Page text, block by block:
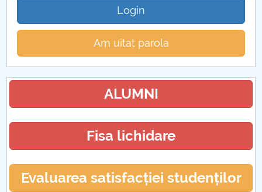
Login
Am uitat parola
ALUMNI
Fisa lichidare
Evaluarea satisfacției studenților